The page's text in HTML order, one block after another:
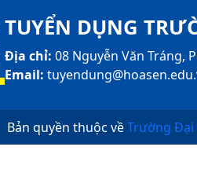
TUYỂN DỤNG
Địa chỉ: 08 Nguyễn Văn Tráng,
Email:
Bản quyền thuộc vềTrường Đại